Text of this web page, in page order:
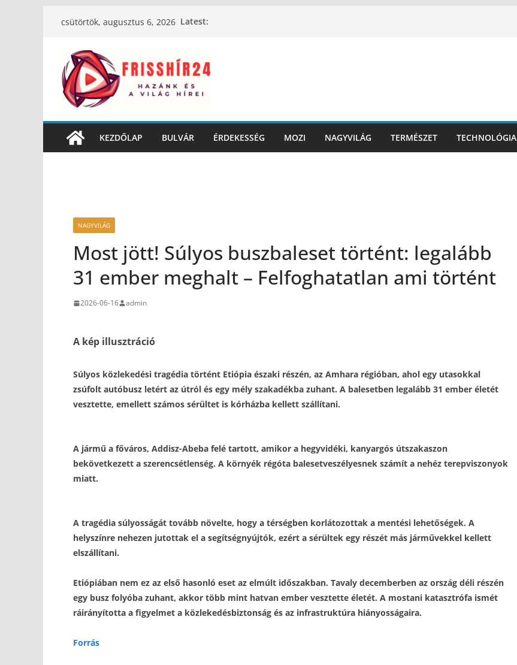
csütörtök, augusztus 6, 2026 Latest:
KEZDŐLAP BULVÁR ÉRDEKESSÉG MOZI NAGYVILÁG TERMÉSZET TECHNOLÓGIA
NAGYVILÁG
Most jött! Súlyos buszbaleset történt: legalább
31 ember meghalt – Felfoghatatlan ami történt
2026-06-16 admin
A kép illusztráció
Súlyos közlekedési tragédia történt Etiópia északi részén, az Amhara régióban, ahol egy utasokkal
zsúfolt autóbusz letért az útról és egy mély szakadékba zuhant. A balesetben legalább 31 ember életét
vesztette, emellett számos sérültet is kórházba kellett szállítani.
A jármű a főváros, Addisz-Abeba felé tartott, amikor a hegyvidéki, kanyargós útszakaszon
bekövetkezett a szerencsétlenség. A környék régóta balesetveszélyesnek számít a nehéz terepviszonyok
miatt.
A tragédia súlyosságát tovább növelte, hogy a térségben korlátozottak a mentési lehetőségek. A
helyszínre nehezen jutottak el a segítségnyújtók, ezért a sérültek egy részét más járművekkel kellett
elszállítani.
Etiópiában nem ez az első hasonló eset az elmúlt időszakban. Tavaly decemberben az ország déli részén
egy busz folyóba zuhant, akkor több mint hatvan ember vesztette életét. A mostani katasztrófa ismét
ráirányította a figyelmet a közlekedésbiztonság és az infrastruktúra hiányosságaira.
Forrás